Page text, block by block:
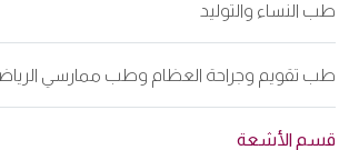
طب النساء والتوليد
طب تقويم وجراحة العظام وطب ممارسي
قسم الأشعة